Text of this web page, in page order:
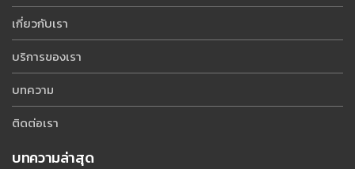
เกี่ยวกับเรา
บริการของเรา
บทความ
ติดต่อเรา
บทความล่าสุด